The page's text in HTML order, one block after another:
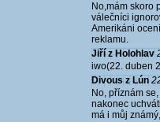
No,mám skoro
válečníci
Amerikáni
reklamu.
Jiří z Holohlav
iwo(22. duben
Divous z Lún
No, příznám
nakonec
má i můj